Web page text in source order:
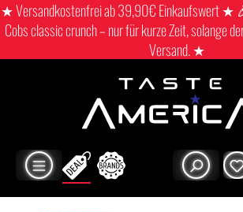
★ Versandkostenfrei ab 39,90€ Einkaufswert ★
Cobs classic crunch – nur für kurze Zeit, solange
Versand. ★